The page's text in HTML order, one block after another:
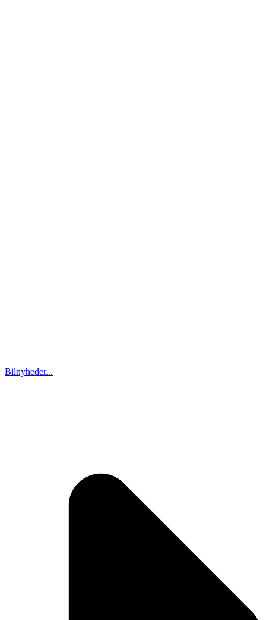
Bilnyheder...